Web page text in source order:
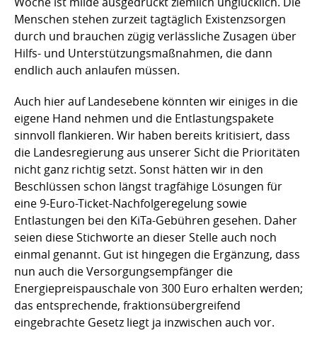
Menschen stehen zurzeit tagtäglich Existenzsorgen
durch und brauchen zügig verlässliche Zusagen über
Hilfs- und Unterstützungsmaßnahmen, die dann
endlich auch anlaufen müssen.
Auch hier auf Landesebene könnten wir einiges in die
eigene Hand nehmen und die Entlastungspakete
sinnvoll flankieren. Wir haben bereits kritisiert, dass
die Landesregierung aus unserer Sicht die Prioritäten
nicht ganz richtig setzt. Sonst hätten wir in den
Beschlüssen schon längst tragfähige Lösungen für
eine 9-Euro-Ticket-Nachfolgeregelung sowie
Entlastungen bei den KiTa-Gebühren gesehen. Daher
seien diese Stichworte an dieser Stelle auch noch
einmal genannt. Gut ist hingegen die Ergänzung, dass
nun auch die Versorgungsempfänger die
Energiepreispauschale von 300 Euro erhalten werden;
das entsprechende, fraktionsübergreifend
eingebrachte Gesetz liegt ja inzwischen auch vor.